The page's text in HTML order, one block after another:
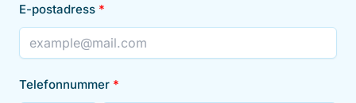
E-postadress
Telefonnummer